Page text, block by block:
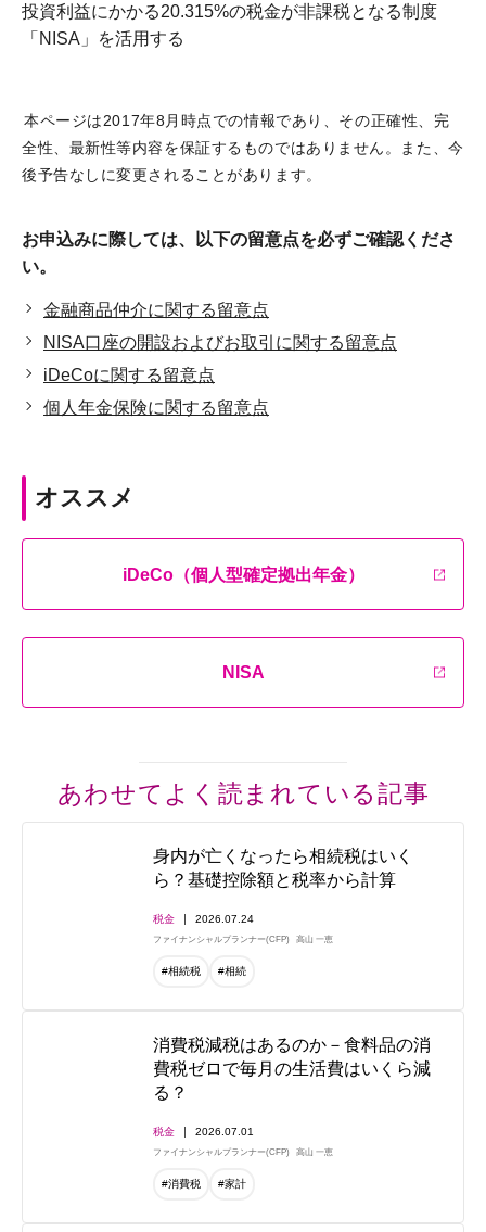
投資利益にかかる20.315%の税金が非課税となる制度
「NISA」を活用する
本ページは2017年8月時点での情報であり、その正確性、完
全性、最新性等内容を保証するものではありません。また、今
後予告なしに変更されることがあります。
お申込みに際しては、以下の留意点を必ずご確認くださ
い。
金融商品仲介に関する留意点
NISA口座の開設およびお取引に関する留意点
iDeCoに関する留意点
個人年金保険に関する留意点
オススメ
iDeCo（個人型確定拠出年金）
NISA
あわせてよく読まれている記事
身内が亡くなったら相続税はいく
ら？基礎控除額と税率から計算
税金 2026.07.24
ファイナンシャルプランナー(CFP) 高山 一恵
#相続税 #相続
消費税減税はあるのか－食料品の消
費税ゼロで毎月の生活費はいくら減
る？
税金 2026.07.01
ファイナンシャルプランナー(CFP) 高山 一恵
#消費税 #家計